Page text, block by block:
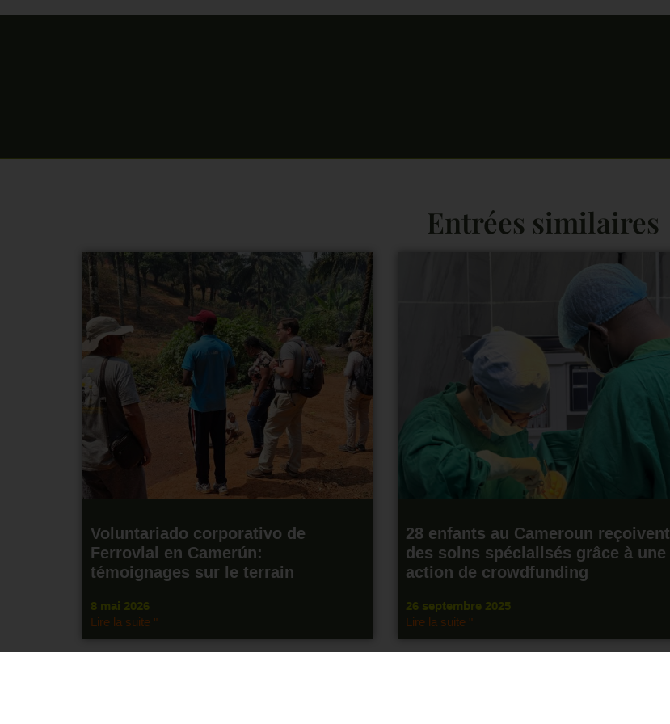
Entrées similaires
Voluntariado corporativo de
Ferrovial en Camerún:
témoignages sur le terrain
8 mai 2026
Lire la suite "
28 enfants au Cameroun reçoivent
des soins spécialisés grâce à une
action de crowdfunding
26 septembre 2025
Lire la suite "